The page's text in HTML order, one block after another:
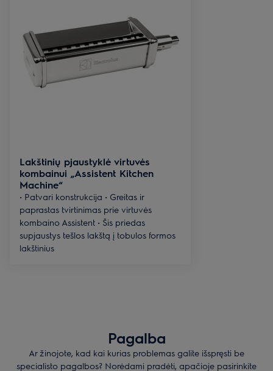
Lakštinių pjaustyklė virtuvės
kombainui „Assistent Kitchen
Machine“
• Patvari konstrukcija • Greitas ir
paprastas tvirtinimas prie virtuvės
kombaino Assistent • Šis priedas
supjaustys tešlos lakštą į tobulos formos
lakštinius
Pagalba
Ar žinojote, kad kai kurias problemas galite išspręsti be
specialisto pagalbos? Norėdami pradėti, apačioje pasirinkite